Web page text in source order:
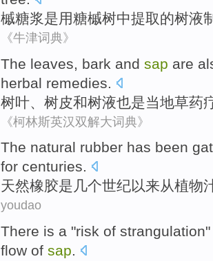
槭糖浆是用糖槭树中提取的树液
《牛津词典》
The leaves bark and sap are
herbal remedies
树叶
树皮和树液也是当地草药
《柯林斯英汉双解大词典》
The natural rubber has been
for centuries.
天然橡胶是 几个世纪以来从植物
youdao
There is a "risk of strangulation
flow of sap.